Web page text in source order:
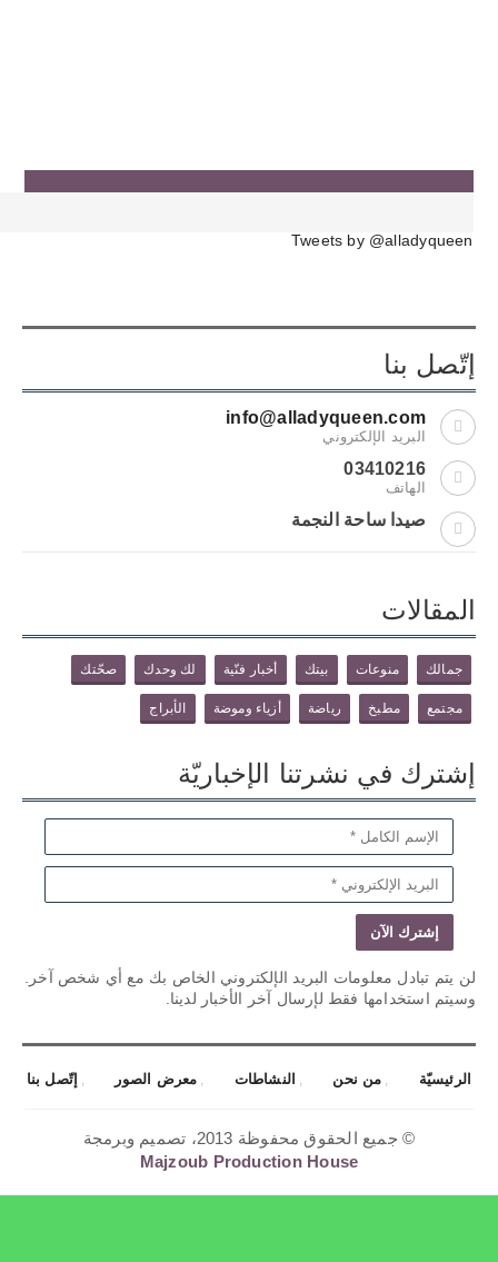
Tweets by @alladyqueen
إتّصل بنا
info@alladyqueen.com
البريد الإلكتروني
03410216
الهاتف
صيدا ساحة النجمة
المقالات
جمالك منوعات بيتك أخبار فنّية لك وحدك صحّتك
مجتمع مطبخ رياضة أزياء وموضة الأبراج
إشترك في نشرتنا الإخباريّة
لن يتم تبادل معلومات البريد الإلكتروني الخاص بك مع أي شخص آخر.
وسيتم استخدامها فقط لإرسال آخر الأخبار لدينا.
الرئيسيّة من نحن النشاطات معرض الصور إتّصل بنا
© جميع الحقوق محفوظة 2013، تصميم وبرمجة
Majzoub Production House